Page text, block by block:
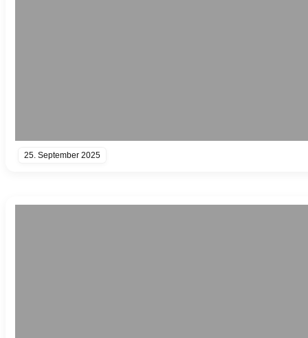
25. September 2025